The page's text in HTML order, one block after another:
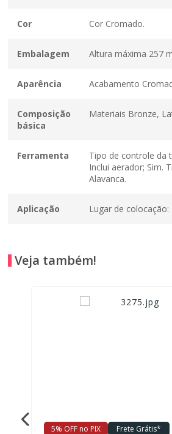
Cor Cor Cromado.
Embalagem Altura máxima 257
Aparência Acabamento
Composição
básica
Materiais Bronze,
Ferramenta
Tipo de controle da
Inclui aerador; Sim.
Alavanca.
Aplicação Lugar de colocação:
Veja também!
5% OFF no PIX Frete Grátis*